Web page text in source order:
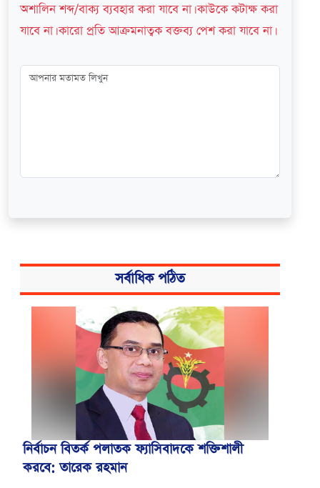
অশালিন শব্দ/বাক্য ব্যবহার করা যাবে না। কাউকে কটাক্ষ করা
যাবে না। কারো প্রতি আক্রমনাত্বক বক্তব্য পেশ করা যাবে না।
সর্বাধিক পঠিত
নির্বাচন বিতর্ক পলাতক ফ্যাসিবাদকে শক্তিশালী
করবে: তারেক রহমান